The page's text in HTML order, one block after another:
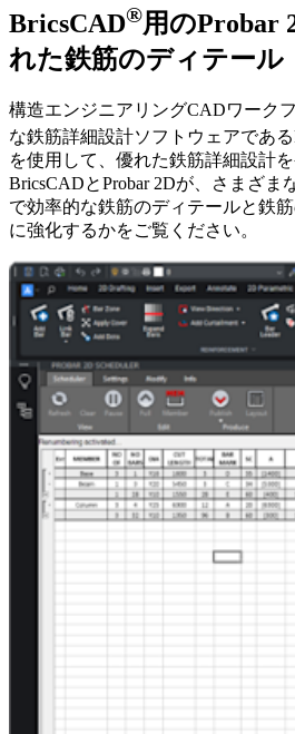
BricsCAD®用のProbar
れた鉄筋のディテール
構造エンジニアリングCADワーク
な鉄筋詳細設計ソフトウェアである
を使用して、優れた鉄筋詳細設計
BricsCADとProbar 2Dが、さまざま
で効率的な鉄筋のディテールと鉄
に強化するかをご覧ください。